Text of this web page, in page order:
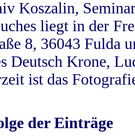
Koszalin,
liegt in der
8, 36043 Fulda
Deutsch Krone,
ist das
der Einträge